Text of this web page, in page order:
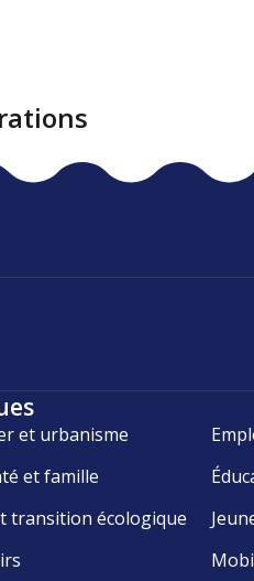
et urbanisme
et famille
transition écologique